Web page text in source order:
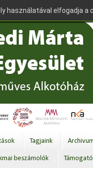
Tagjaink
beszámolók
használatával elfogadja a